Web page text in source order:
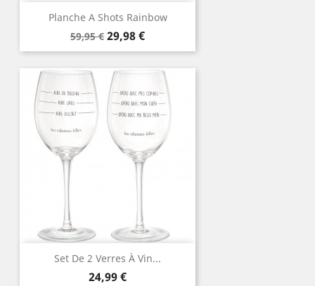
Planche A Shots Rainbow
Prix
de
59,95 € Prix
29,98 €
Set De 2 Verres À Vin...
Prix
24,99 €